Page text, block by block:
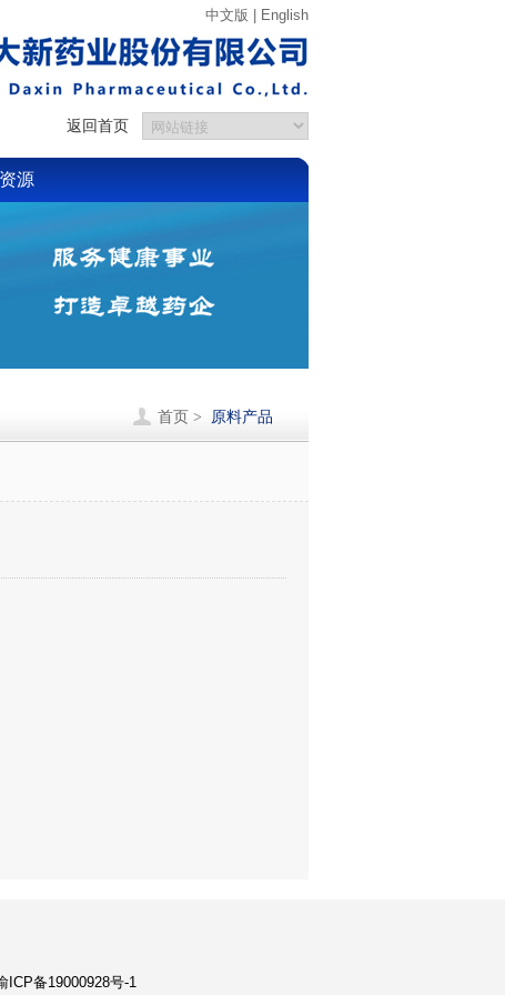
中文版 English
返回首页
源
首页 > 原料产品
ICP备19000928号-1